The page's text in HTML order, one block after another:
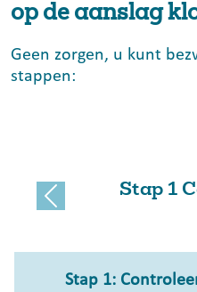
op de aanslag
Geen zorgen, u kunt
stappen:
Stap 1
Stap 1: